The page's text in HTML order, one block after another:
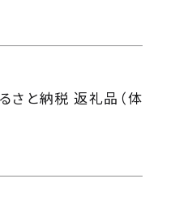
と納税 返礼品（体